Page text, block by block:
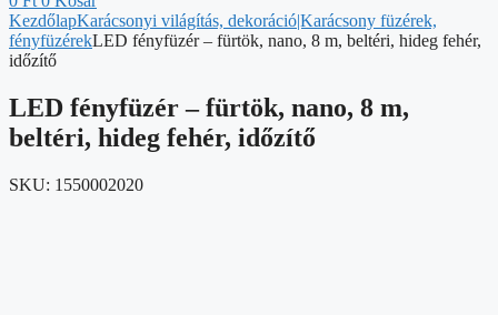
KezdőlapKarácsonyi világítás, dekoráció|Karácsony füzérek,
fényfüzérekLED fényfüzér – fürtök, nano, 8 m, beltéri, hideg fehér,
időzítő
LED fényfüzér – fürtök, nano, 8 m,
beltéri, hideg fehér, időzítő
SKU: 1550002020